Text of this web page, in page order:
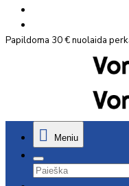
Papildoma 30 € nuolaida
Meniu